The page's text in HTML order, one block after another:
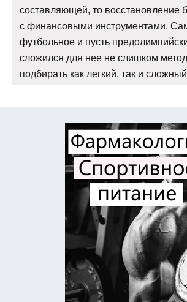
составляющей, то восстановление
с финансовыми инструментами.
футбольное и пусть
сложился для нее не слишком
подбирать как легкий, так и